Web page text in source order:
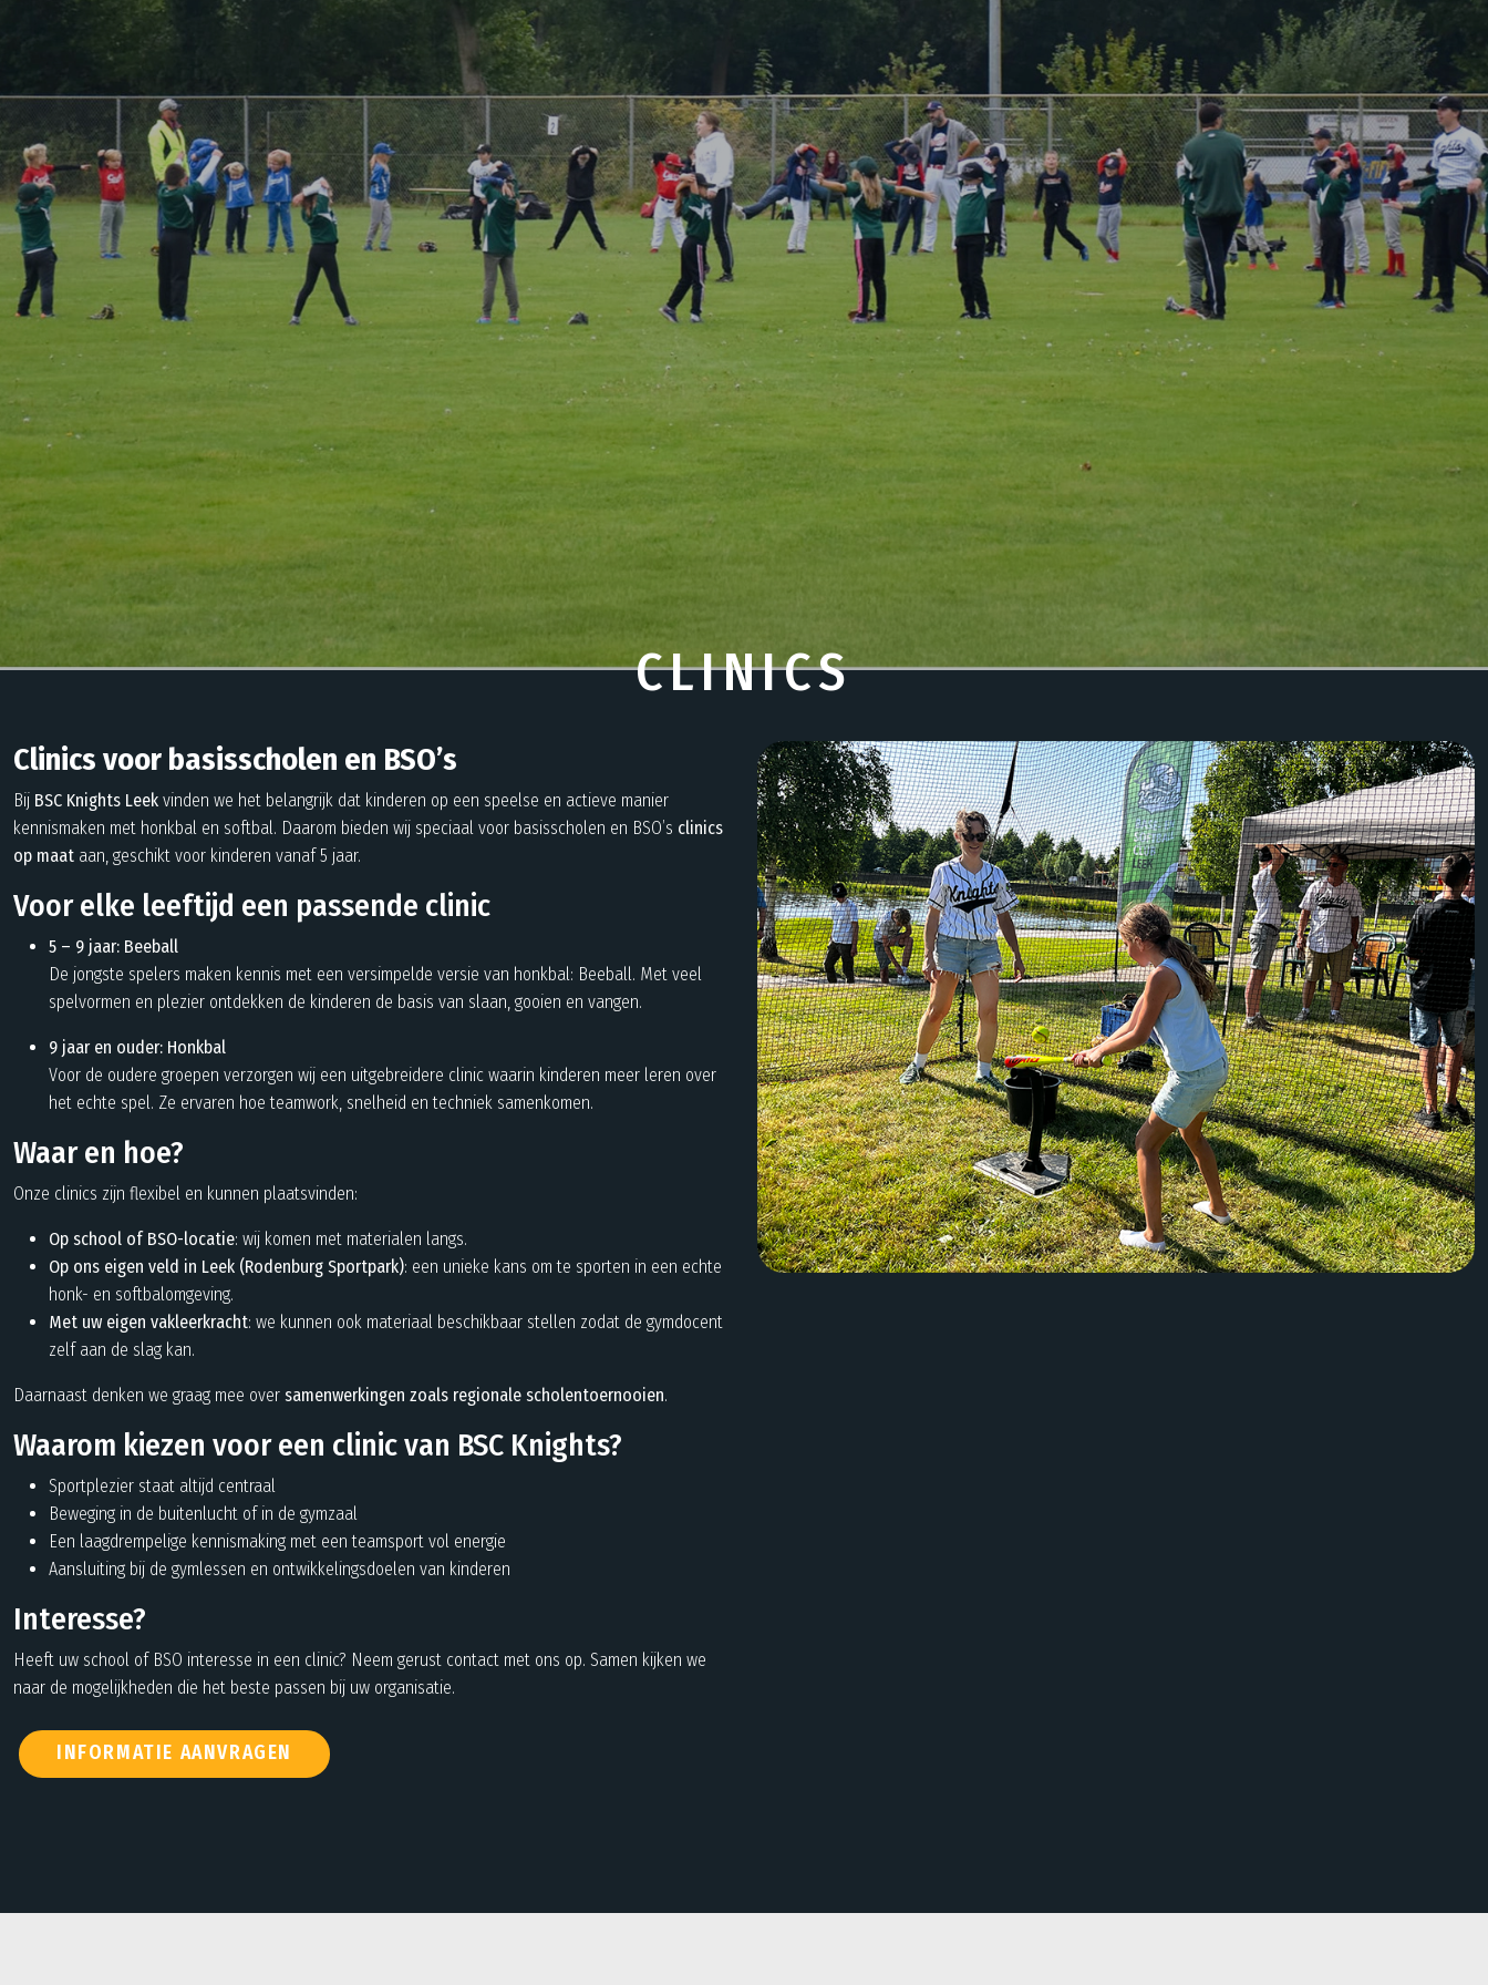
CLINICS
Clinics voor basisscholen en BSO’s
Bij BSC Knights Leek vinden we het belangrijk dat kinderen op een speelse en actieve manier
kennismaken met honkbal en softbal. Daarom bieden wij speciaal voor basisscholen en BSO’s clinics
op maat aan, geschikt voor kinderen vanaf 5 jaar.
Voor elke leeftijd een passende clinic
5 – 9 jaar: Beeball
De jongste spelers maken kennis met een versimpelde versie van honkbal: Beeball. Met veel
spelvormen en plezier ontdekken de kinderen de basis van slaan, gooien en vangen.
9 jaar en ouder: Honkbal
Voor de oudere groepen verzorgen wij een uitgebreidere clinic waarin kinderen meer leren over
het echte spel. Ze ervaren hoe teamwork, snelheid en techniek samenkomen.
Waar en hoe?
Onze clinics zijn flexibel en kunnen plaatsvinden:
Op school of BSO-locatie: wij komen met materialen langs.
Op ons eigen veld in Leek (Rodenburg Sportpark): een unieke kans om te sporten in een echte
honk- en softbalomgeving.
Met uw eigen vakleerkracht: we kunnen ook materiaal beschikbaar stellen zodat de gymdocent
zelf aan de slag kan.
Daarnaast denken we graag mee over samenwerkingen zoals regionale scholentoernooien.
Waarom kiezen voor een clinic van BSC Knights?
Sportplezier staat altijd centraal
Beweging in de buitenlucht of in de gymzaal
Een laagdrempelige kennismaking met een teamsport vol energie
Aansluiting bij de gymlessen en ontwikkelingsdoelen van kinderen
Interesse?
Heeft uw school of BSO interesse in een clinic? Neem gerust contact met ons op. Samen kijken we
naar de mogelijkheden die het beste passen bij uw organisatie.
INFORMATIE AANVRAGEN